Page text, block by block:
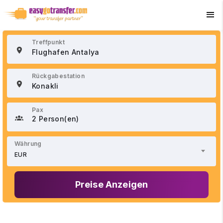
+90 534 033 02 21
Treffpunkt
Rückgabestation
Pax
2 Person(en)
Währung
EUR
Preise Anzeigen